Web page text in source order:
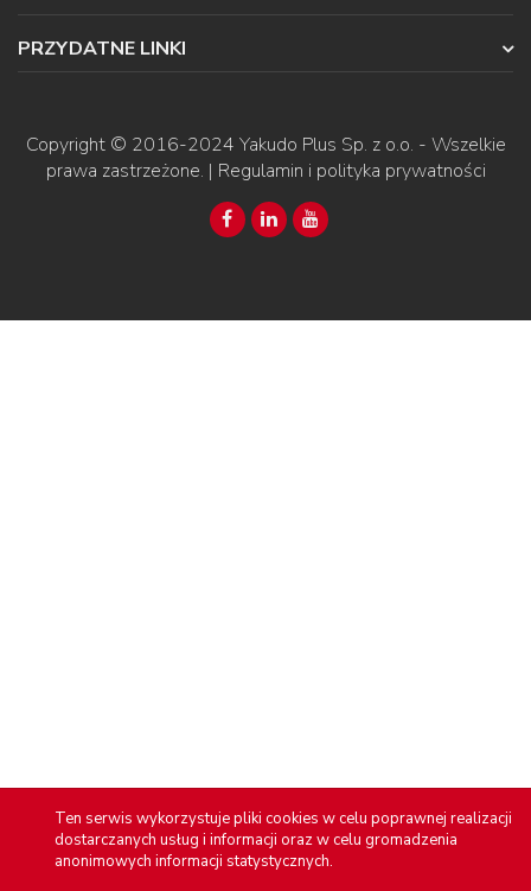
Ten serwis wykorzystuje pliki cookies w celu poprawnej realizacji
dostarczanych usług i informacji oraz w celu gromadzenia
anonimowych informacji statystycznych.
PRZYDATNE LINKI
Copyright © 2016-2024 Yakudo Plus Sp. z o.o. - Wszelkie
prawa zastrzeżone. | Regulamin i polityka prywatności